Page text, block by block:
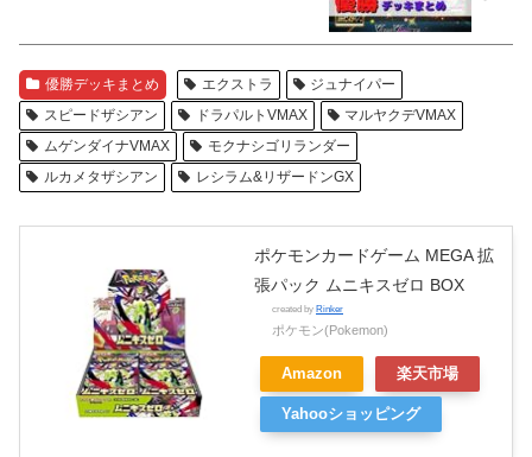
優勝デッキまとめ エクストラ
ジュナイパー
スピードザシアン
ドラパルトVMAX
マルヤクデVMAX
ムゲンダイナVMAX
モクナシゴリランダー
ルカメタザシアン
レシラム&リザードンGX
ポケモンカードゲーム MEGA 拡
張パック ムニキスゼロ BOX
created by Rinker
ポケモン(Pokemon)
Amazon 楽天市場
Yahooショッピング